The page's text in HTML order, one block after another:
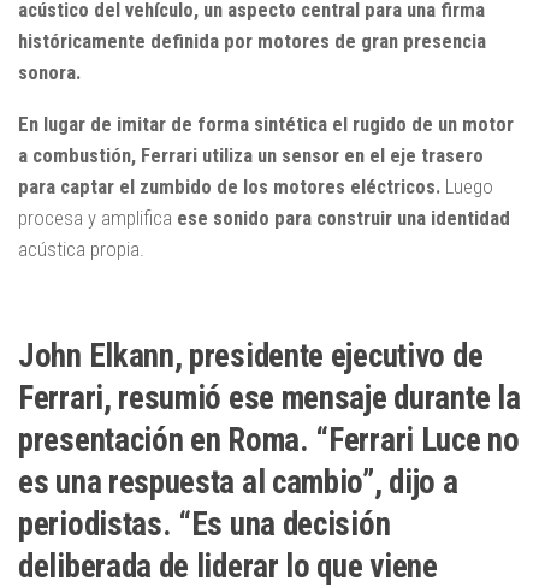
acústico del vehículo, un aspecto central para una firma
históricamente definida por motores de gran presencia
sonora.
En lugar de imitar de forma sintética el rugido de un motor
a combustión, Ferrari utiliza un sensor en el eje trasero
para captar el zumbido de los motores eléctricos. Luego
procesa y amplifica ese sonido para construir una identidad
acústica propia.
John Elkann, presidente ejecutivo de
Ferrari, resumió ese mensaje durante la
presentación en Roma. “Ferrari Luce no
es una respuesta al cambio”, dijo a
periodistas. “Es una decisión
deliberada de liderar lo que viene